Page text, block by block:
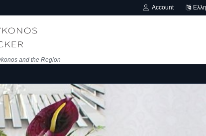
Account
and the Region